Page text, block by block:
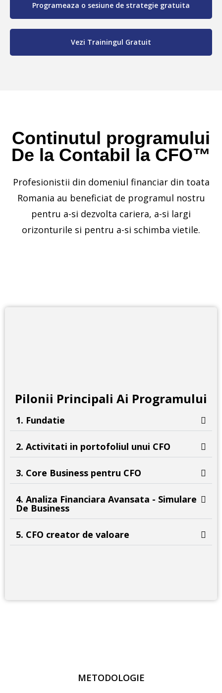
Programeaza o sesiune de strategie gratuita
Vezi Trainingul Gratuit
Continutul programului
De la Contabil la CFO™
Profesionistii din domeniul financiar din toata
Romania au beneficiat de programul nostru
pentru a-si dezvolta cariera, a-si largi
orizonturile si pentru a-si schimba vietile.
Pilonii Principali Ai Programului
1. Fundatie
2. Activitati in portofoliul unui CFO
3. Core Business pentru CFO
4. Analiza Financiara Avansata - Simulare
De Business
5. CFO creator de valoare
METODOLOGIE